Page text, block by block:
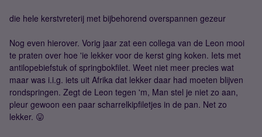
die hele kerstvreterij met bijbehorend overspannen gezeur
Nog even hierover. Vorig jaar zat een collega van de Leon mooi
te praten over hoe 'ie lekker voor de kerst ging koken. Iets met
antilopebiefstuk of springbokfilet. Weet niet meer precies wat
maar was i.i.g. iets uit Afrika dat lekker daar had moeten blijven
rondspringen. Zegt de Leon tegen 'm, Man stel je niet zo aan,
pleur gewoon een paar scharrelkipfiletjes in de pan. Net zo
lekker. 😛